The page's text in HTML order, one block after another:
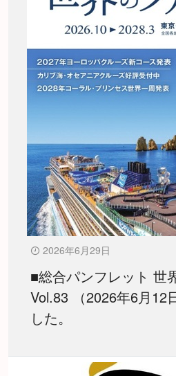
2026年6月29日
■総合パンフレット 世
Vol.83 （2026年6月12
した。